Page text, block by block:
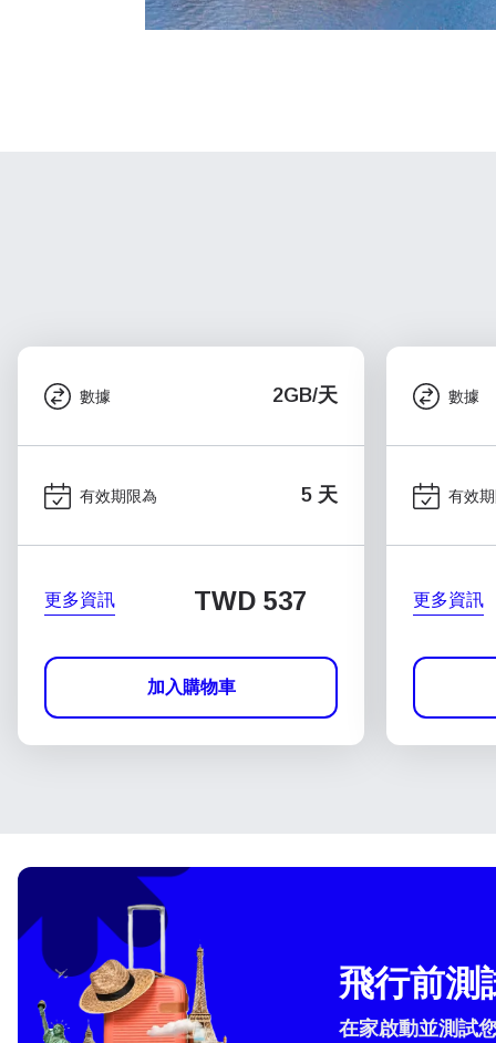
數據 2GB/天
有效期限為 5 天
更多資訊 TWD 537
加入購物車
數據
有效
更多資訊
飛行前測
在家啟動並測試